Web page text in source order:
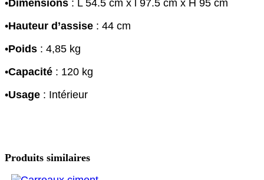
•Dimensions : L 54.5 cm x l 97.5 cm x H 95 cm
•Hauteur d’assise : 44 cm
•Poids : 4,85 kg
•Capacité : 120 kg
•Usage : Intérieur
Produits similaires